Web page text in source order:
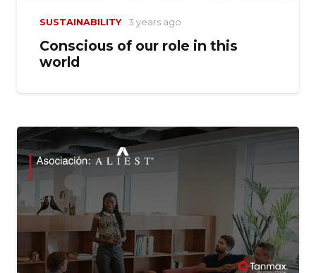
SUSTAINABILITY 3 years ago
Conscious of our role in this
world